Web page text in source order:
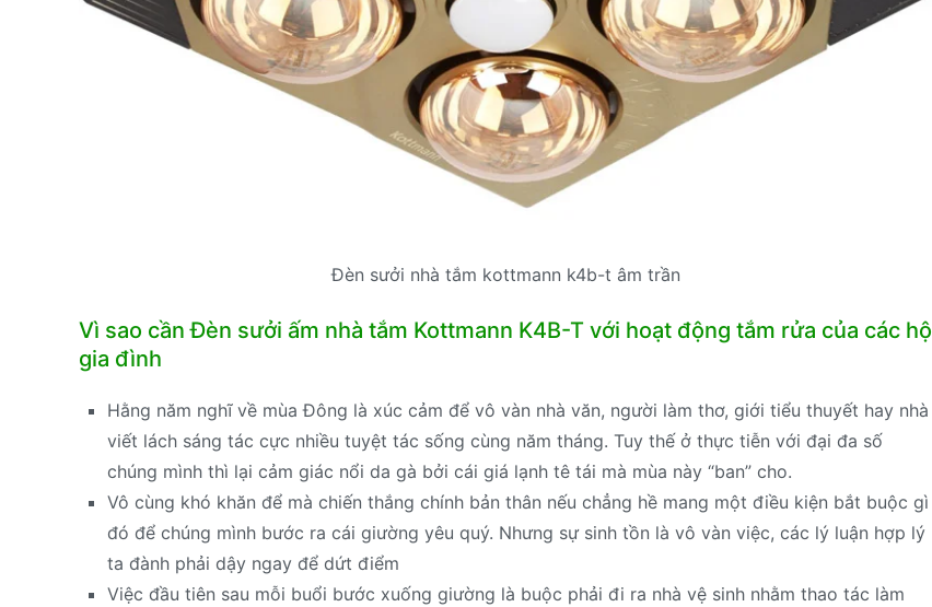
Đèn sưởi nhà tắm kottmann k4b-t âm trần
Vì sao cần Đèn sưởi ấm nhà tắm Kottmann K4B-T với hoạt động tắm rửa của các hộ
gia đình
Hằng năm nghĩ về mùa Đông là xúc cảm để vô vàn nhà văn, người làm thơ, giới tiểu thuyết hay nhà
viết lách sáng tác cực nhiều tuyệt tác sống cùng năm tháng. Tuy thế ở thực tiễn với đại đa số
chúng mình thì lại cảm giác nổi da gà bởi cái giá lạnh tê tái mà mùa này “ban” cho.
Vô cùng khó khăn để mà chiến thắng chính bản thân nếu chẳng hề mang một điều kiện bắt buộc gì
đó để chúng mình bước ra cái giường yêu quý. Nhưng sự sinh tồn là vô vàn việc, các lý luận hợp lý
ta đành phải dậy ngay để dứt điểm
Việc đầu tiên sau mỗi buổi bước xuống giường là buộc phải đi ra nhà vệ sinh nhằm thao tác làm